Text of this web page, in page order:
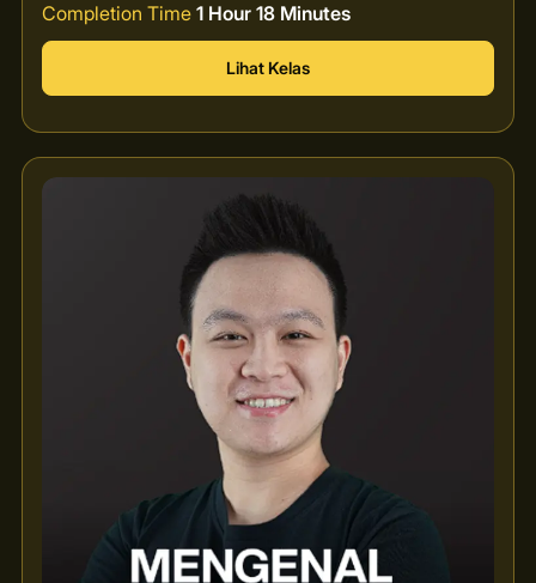
Completion Time 1 Hour 18 Minutes
Lihat Kelas